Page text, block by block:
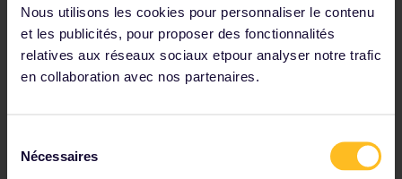
Nous utilisons les cookies pour personnaliser le contenu
et les publicités, pour proposer des fonctionnalités
relatives aux réseaux sociaux etpour analyser notre trafic
en collaboration avec nos partenaires.
Nécessaires
Voir les conditions générales de la newsletter